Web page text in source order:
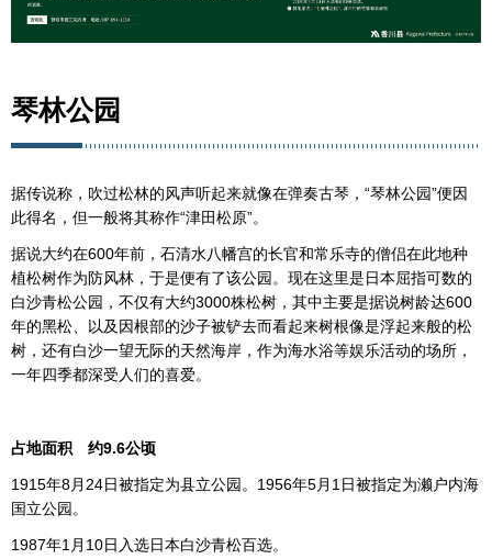
琴林公园
据传说称，吹过松林的风声听起来就像在弹奏古琴，“琴林公园”便因
此得名，但一般将其称作“津田松原”。
据说大约在600年前，石清水八幡宫的长官和常乐寺的僧侣在此地种
植松树作为防风林，于是便有了该公园。现在这里是日本屈指可数的
白沙青松公园，不仅有大约3000株松树，其中主要是据说树龄达600
年的黑松、以及因根部的沙子被铲去而看起来树根像是浮起来般的松
树，还有白沙一望无际的天然海岸，作为海水浴等娱乐活动的场所，
一年四季都深受人们的喜爱。
占地面积 约9.6公顷
1915年8月24日被指定为县立公园。1956年5月1日被指定为濑户内海
国立公园。
1987年1月10日入选日本白沙青松百选。